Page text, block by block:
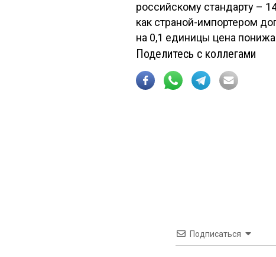
российскому стандарту –
как страной-импортером
на 0,1 единицы цена
Поделитесь с коллегами
Подписаться